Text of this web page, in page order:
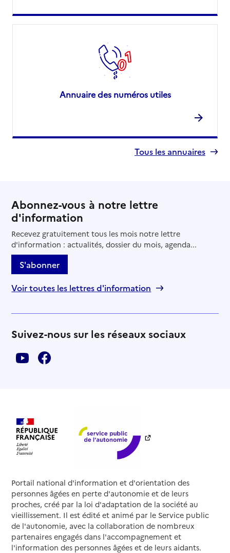
Annuaire des numéros utiles
Tous les annuaires
Abonnez-vous à notre lettre
d'information
Recevez gratuitement tous les mois notre lettre
d'information : actualités, dossier du mois, agenda...
S'abonner
Voir toutes les lettres d'information
Suivez-nous sur les réseaux sociaux
Portail national d'information et d'orientation des
personnes âgées en perte d'autonomie et de leurs
proches, créé par la loi d'adaptation de la société au
vieillissement. Il est édité et animé par le Service public
de l'autonomie, avec la collaboration de nombreux
partenaires engagés dans l'accompagnement et
l'information des personnes âgées et de leurs aidants.